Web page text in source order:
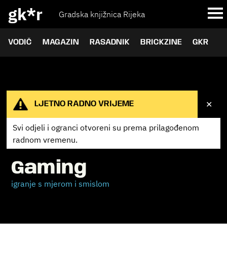
gk*r Gradska knjižnica Rijeka
VODIČ MAGAZIN RASADNIK BRICKZINE GKR
LJETNO RADNO VRIJEME
Svi odjeli i ogranci otvoreni su prema prilagođenom
radnom vremenu.
✕
Gaming
igranje s mjerom i smislom